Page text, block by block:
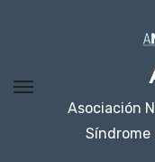
Asociación
Síndrome